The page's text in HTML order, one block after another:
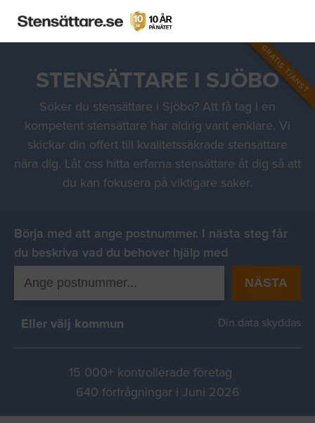
GRATIS TJÄNST
STENSÄTTARE I SJÖBO
Söker du stensättare i Sjöbo? Att få tag i en
kompetent stensättare har aldrig varit enklare. Vi
skickar din offert till kvalitetssäkrade stensättare
nära dig. Låt oss hitta erfarna stensättare åt dig så att
du kan fokusera på viktigare saker.
Börja med att ange postnummer. I nästa steg får
du beskriva vad du behover hjälp med
NÄSTA
Eller välj kommun Din data skyddas
15 000+ kontrollerade företag
640 förfrågningar i Juni 2026